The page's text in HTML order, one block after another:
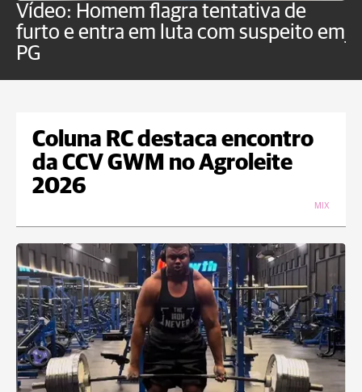
Vídeo: Homem flagra tentativa de
furto e entra em luta com suspeito em
PG
Coluna RC destaca encontro
da CCV GWM no Agroleite
2026
MIX